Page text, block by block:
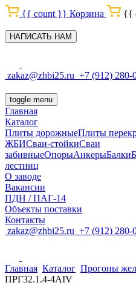
{{ count }} Корзина {{
НАПИСАТЬ НАМ
zakaz@zhbi25.ru +7 (912) 280-
toggle menu
Главная
Каталог
Плиты дорожныеПлиты
ЖБИСваи-стойкиСваи
забивныеОпорыАнкерыБалки
лестниц
О заводе
Вакансии
ПДН / ПАГ-14
Объекты поставки
Контакты
zakaz@zhbi25.ru +7 (912) 280-
Главная Каталог Прогоны
ПРГ32.1.4-4АIV